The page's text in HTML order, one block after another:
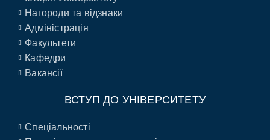
Нагороди та відзнаки
Адміністрація
Факультети
Кафедри
Вакансії
ВСТУП ДО УНІВЕРСИТЕТУ
Спеціальності